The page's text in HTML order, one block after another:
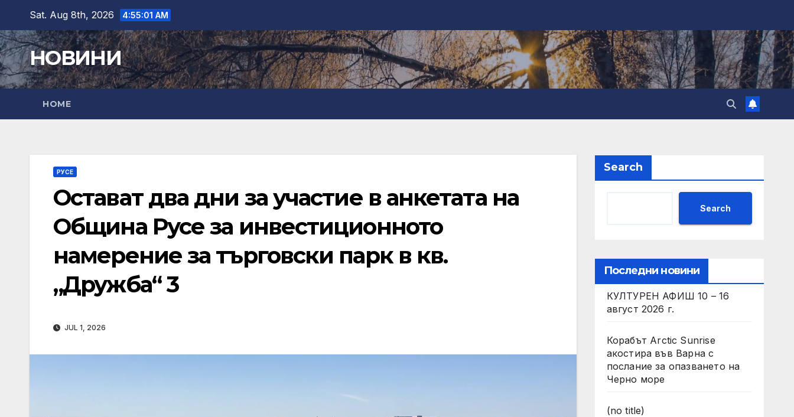
content
Sat. Aug 8th, 2026 4:55:02 AM
НОВИНИ
HOME
РУСЕ
Остават два дни за участие в анкетата на
Община Русе за инвестиционното
намерение за търговски парк в кв.
„Дружба“ 3
JUL 1, 2026
Search
Search
Последни новини
КУЛТУРЕН АФИШ 10 – 16
август 2026 г.
Корабът Arctic Sunrise
акостира във Варна с
послание за опазването на
Черно море
(no title)